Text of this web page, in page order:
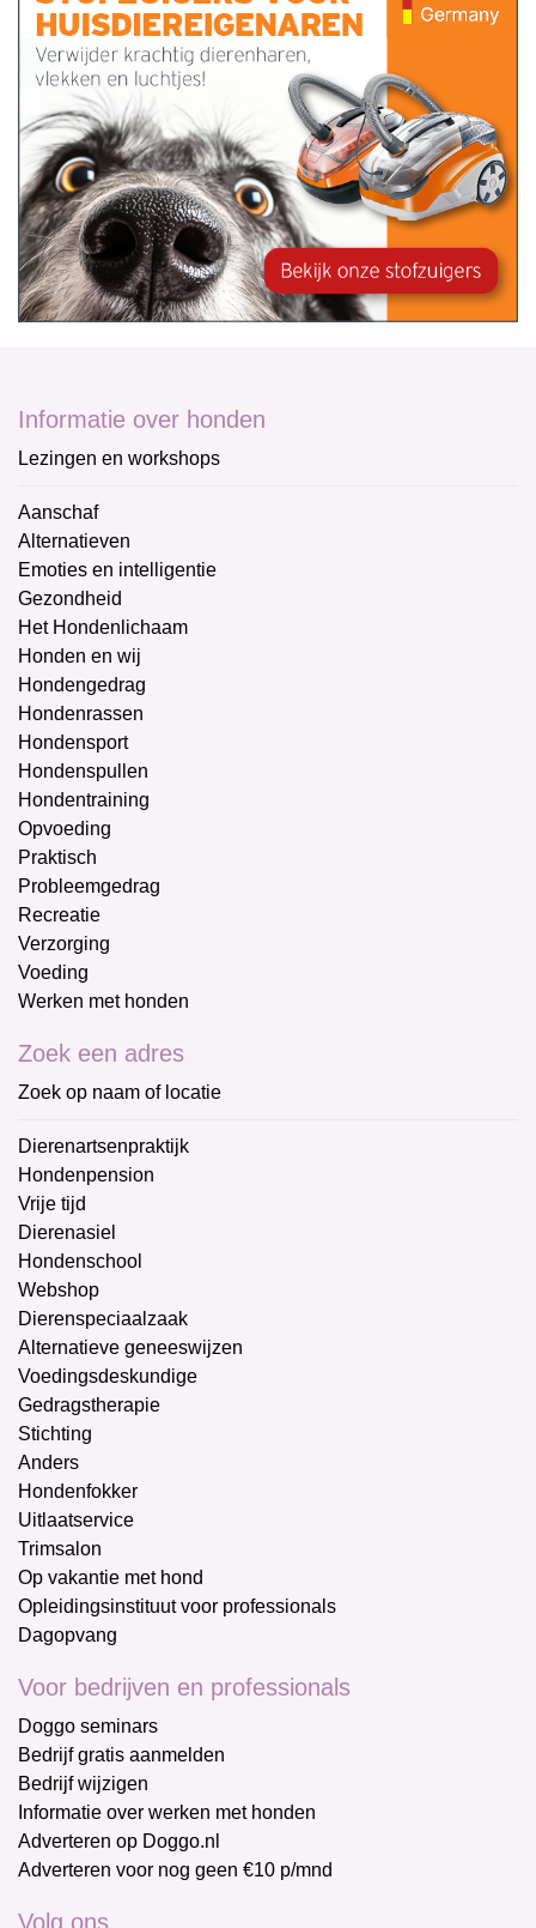
Informatie over honden
Lezingen en workshops
Aanschaf
Alternatieven
Emoties en intelligentie
Gezondheid
Het Hondenlichaam
Honden en wij
Hondengedrag
Hondenrassen
Hondensport
Hondenspullen
Hondentraining
Opvoeding
Praktisch
Probleemgedrag
Recreatie
Verzorging
Voeding
Werken met honden
Zoek een adres
Zoek op naam of locatie
Dierenartsenpraktijk
Hondenpension
Vrije tijd
Dierenasiel
Hondenschool
Webshop
Dierenspeciaalzaak
Alternatieve geneeswijzen
Voedingsdeskundige
Gedragstherapie
Stichting
Anders
Hondenfokker
Uitlaatservice
Trimsalon
Op vakantie met hond
Opleidingsinstituut voor professionals
Dagopvang
Voor bedrijven en professionals
Doggo seminars
Bedrijf gratis aanmelden
Bedrijf wijzigen
Informatie over werken met honden
Adverteren op Doggo.nl
Adverteren voor nog geen €10 p/mnd
Volg ons